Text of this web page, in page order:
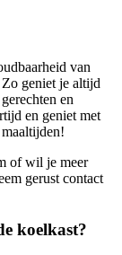
van
geniet je altijd
en
en geniet met
of wil je meer
gerust contact
koelkast?